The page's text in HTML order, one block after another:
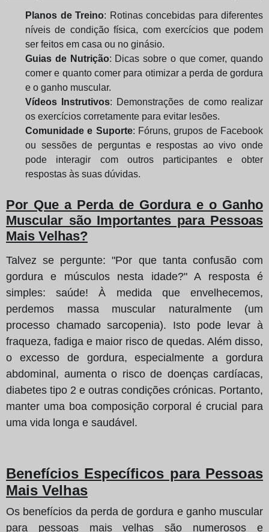
Planos de Treino: Rotinas concebidas para diferentes
níveis de condição física, com exercícios que podem
ser feitos em casa ou no ginásio.
Guias de Nutrição: Dicas sobre o que comer, quando
comer e quanto comer para otimizar a perda de gordura
e o ganho muscular.
Vídeos Instrutivos: Demonstrações de como realizar
os exercícios corretamente para evitar lesões.
Comunidade e Suporte: Fóruns, grupos de Facebook
ou sessões de perguntas e respostas ao vivo onde
pode interagir com outros participantes e obter
respostas às suas dúvidas.
Por Que a Perda de Gordura e o Ganho
Muscular são Importantes para Pessoas
Mais Velhas?
Talvez se pergunte: "Por que tanta confusão com
gordura e músculos nesta idade?" A resposta é
simples: saúde! À medida que envelhecemos,
perdemos massa muscular naturalmente (um
processo chamado sarcopenia). Isto pode levar à
fraqueza, fadiga e maior risco de quedas. Além disso,
o excesso de gordura, especialmente a gordura
abdominal, aumenta o risco de doenças cardíacas,
diabetes tipo 2 e outras condições crónicas. Portanto,
manter uma boa composição corporal é crucial para
uma vida longa e saudável.
Benefícios Específicos para Pessoas
Mais Velhas
Os benefícios da perda de gordura e ganho muscular
para pessoas mais velhas são numerosos e